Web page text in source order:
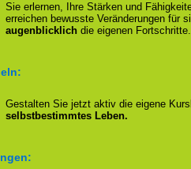
Sie erlernen, Ihre Stärken und
erreichen bewusste Veränderungen für
augenblicklich die eigenen Fortschritte.
Gestalten Sie jetzt aktiv die eigene
selbstbestimmtes Leben.